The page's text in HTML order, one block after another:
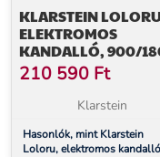
KLARSTEIN
ELEKTROMOS
KANDALLÓ, 900/
W, HETI IDŐZÍTŐ,
TÁVIRÁNYÍTÓ
210 590 Ft
Klarstein
Hasonlók, mint Klarstein
Loloru, elektromos